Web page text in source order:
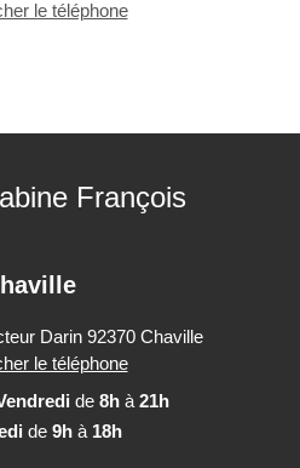
le téléphone
François
Darin 92370 Chaville
le téléphone
de 8hà 21h
de 9h à 18h